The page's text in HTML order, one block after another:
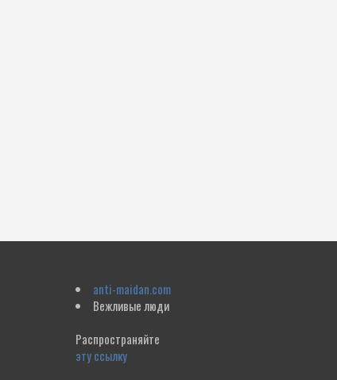
anti-maidan.com
Вежливые люди
Распространяйте
эту ссылку